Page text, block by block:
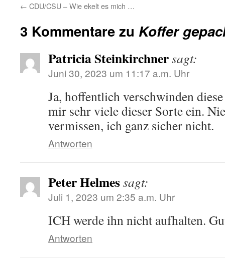
← CDU/CSU – Wie ekelt es mich …
3 Kommentare zu Koffer
Patricia Steinkirchnersagt:
Juni 30, 2023 um 11:17 a.m. Uhr
Ja, hoffentlich verschwinden
mir sehr viele dieser Sorte ein.
vermissen, ich ganz sicher nicht.
Antworten
Peter Helmessagt:
Juli 1, 2023 um 2:35 a.m. Uhr
ICH werde ihn nicht aufhalten.
Antworten